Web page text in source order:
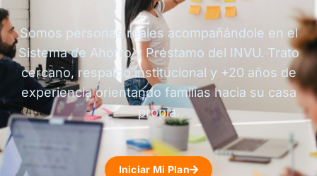
Somos personas reales acompañándole en el
Sistema de Ahorro y Préstamo del INVU. Trato
cercano, respaldo institucional y +20 años de
experiencia orientando familias hacia su casa
propia.
Iniciar Mi Plan